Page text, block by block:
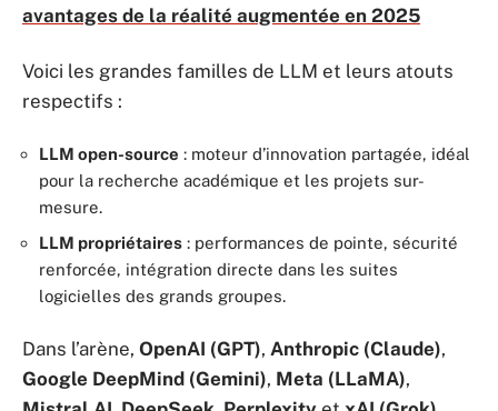
avantages de la réalité augmentée en 2025
Voici les grandes familles de LLM et leurs atouts
respectifs :
LLM open-source : moteur d’innovation partagée, idéal
pour la recherche académique et les projets sur-
mesure.
LLM propriétaires : performances de pointe, sécurité
renforcée, intégration directe dans les suites
logicielles des grands groupes.
Dans l’arène, OpenAI (GPT), Anthropic (Claude),
Google DeepMind (Gemini), Meta (LLaMA),